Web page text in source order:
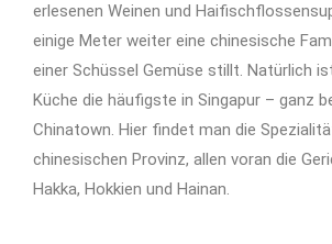
erlesenen Weinen und
einige Meter weiter eine chinesische
einer Schüssel Gemüse stillt. Natürlich
Küche die häufigste in Singapur – ganz
Chinatown. Hier findet man die
chinesischen Provinz, allen voran die
Hakka, Hokkien und Hainan.